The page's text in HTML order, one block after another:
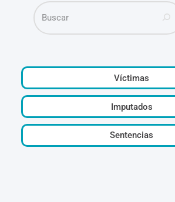
Víctimas
Imputados
Sentencias